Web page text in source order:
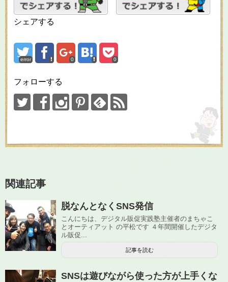
シェアする
error 0 0
フォローする
関連記事
脱なんとなくSNS発信
こんにちは、デジタル販促実践塾主催者のまちゃこ
とオーティアット の平松です ４年間開催したデジタ
ル販促...
記事を読む
SNSは遊びながら使った方が上手くな